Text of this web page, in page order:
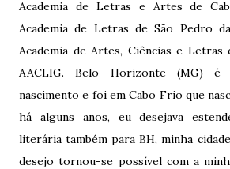
Academia de Letras e Artes de
Academia de Letras de São Pedro
Academia de Artes, Ciências e Letras
AACLIG. Belo Horizonte (MG) é
nascimento e foi em Cabo Frio que
há alguns anos, eu desejava
literária também para BH, minha
desejo tornou-se possível com a